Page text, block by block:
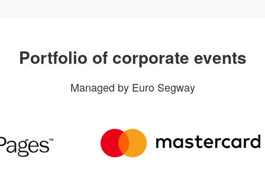
Portfolio of corporate events
Managed by Euro Segway